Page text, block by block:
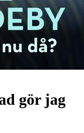
gör jag